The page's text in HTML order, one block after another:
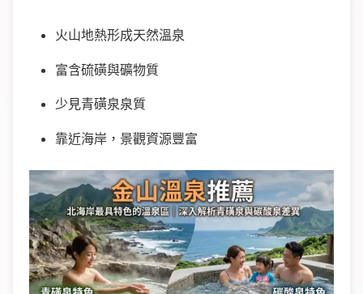
火山地熱形成天然溫泉
富含硫磺與礦物質
少見青磺泉泉質
靠近海岸，景觀資源豐富